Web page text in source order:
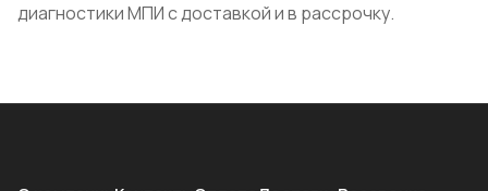
диагностики МПИ с доставкой и в рассрочку.